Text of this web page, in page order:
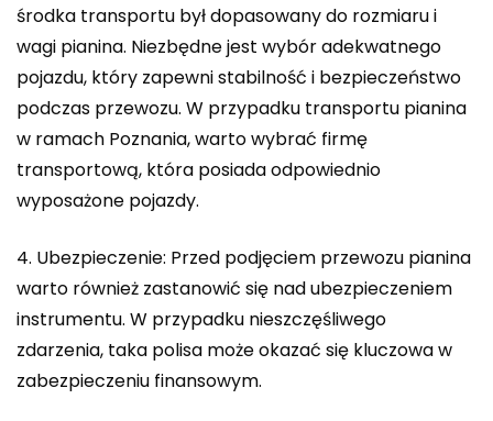
środka transportu był dopasowany do rozmiaru i
wagi pianina. Niezbędne jest wybór adekwatnego
pojazdu, który zapewni stabilność i bezpieczeństwo
podczas przewozu. W przypadku transportu pianina
w ramach Poznania, warto wybrać firmę
transportową, która posiada odpowiednio
wyposażone pojazdy.
4. Ubezpieczenie: Przed podjęciem przewozu pianina
warto również zastanowić się nad ubezpieczeniem
instrumentu. W przypadku nieszczęśliwego
zdarzenia, taka polisa może okazać się kluczowa w
zabezpieczeniu finansowym.